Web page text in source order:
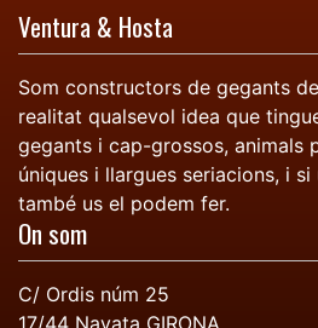
Ventura & Hosta
Som constructors de gegants
realitat qualsevol idea que
gegants i cap-grossos, animals
úniques i llargues seriacions, i
també us el podem fer.
On som
C/ Ordis núm 25